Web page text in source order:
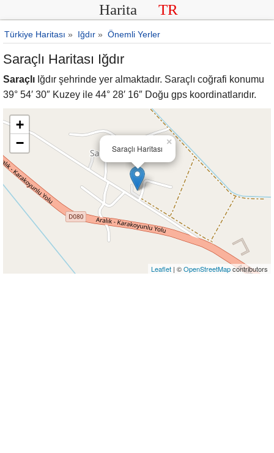
Harita TR
Türkiye Haritası » Iğdır » Önemli Yerler
Saraçlı Haritası Iğdır
Saraçlı Iğdır şehrinde yer almaktadır. Saraçlı coğrafi konumu
39° 54′ 30″ Kuzey ile 44° 28′ 16″ Doğu gps koordinatlarıdır.
Saraçlı Haritası
×
+
−
Leaflet | ©OpenStreetMapcontributors